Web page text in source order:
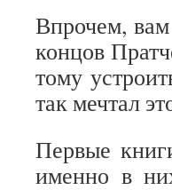
Впрочем,
концов
тому
так мечтал
Первые
именно в